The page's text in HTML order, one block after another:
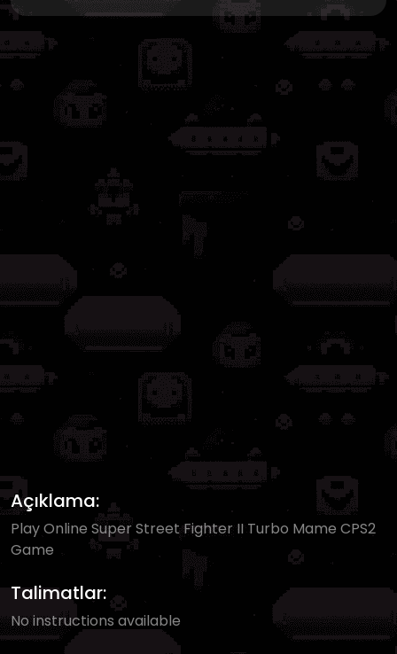
Açıklama:
Play Online Super Street Fighter II Turbo Mame CPS2
Game
Talimatlar:
No instructions available